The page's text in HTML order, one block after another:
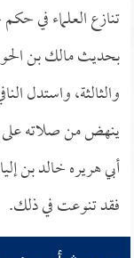
تنازع العلماء في
بحديث مالك بن
والثالثة، واستدل
ينهض من صلاته
أبي هريره خالد بن
فقد تنوعت في ذلك.